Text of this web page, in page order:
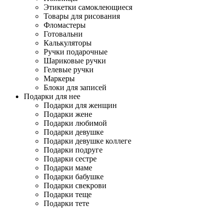
Этикетки самоклеющиеся
Товары для рисования
Фломастеры
Готовальни
Калькуляторы
Ручки подарочные
Шариковые ручки
Гелевые ручки
Маркеры
Блоки для записей
Подарки для нее
Подарки для женщин
Подарки жене
Подарки любимой
Подарки девушке
Подарки девушке коллеге
Подарки подруге
Подарки сестре
Подарки маме
Подарки бабушке
Подарки свекрови
Подарки теще
Подарки тете